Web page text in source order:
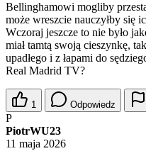
Bellinghamowi mogliby
może wreszcie nauczyłby się
Wczoraj jeszcze to nie było
miał tamtą swoją cieszynkę,
upadłego i z łapami do
Real Madrid TV?
1 Odpowiedz
P
PiotrWU23
11 maja 2026